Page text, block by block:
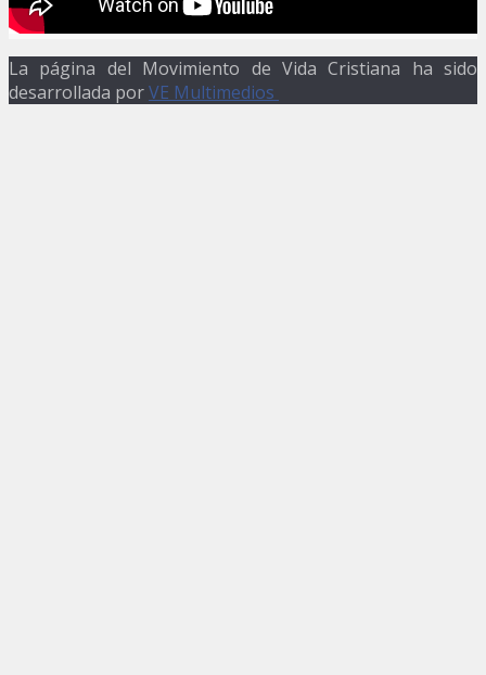
La página del Movimiento de Vida Cristiana ha sido
desarrollada porVE Multimedios